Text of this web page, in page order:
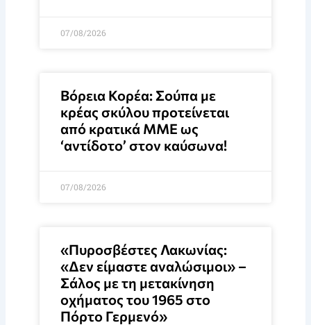
07/08/2026
Βόρεια Κορέα: Σούπα με
κρέας σκύλου προτείνεται
από κρατικά ΜΜΕ ως
‘αντίδοτο’ στον καύσωνα!
07/08/2026
«Πυροσβέστες Λακωνίας:
«Δεν είμαστε αναλώσιμοι» –
Σάλος με τη μετακίνηση
οχήματος του 1965 στο
Πόρτο Γερμενό»